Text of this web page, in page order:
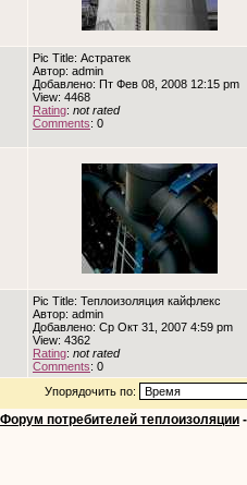
Pic Title: Астратек
Автор: admin
Добавлено: Пт Фев 08, 2008 12:15 pm
View: 4468
Rating: not rated
Comments: 0
Pic Title: Теплоизоляция кайфлекс
Автор: admin
Добавлено: Ср Окт 31, 2007 4:59 pm
View: 4362
Rating: not rated
Comments: 0
Упорядочить по:
потребителей теплоизоляции